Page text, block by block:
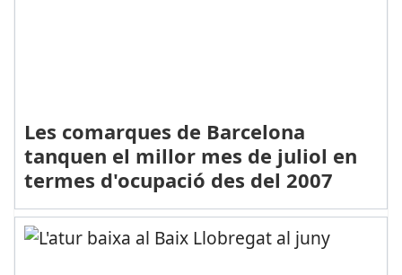
Les comarques de Barcelona
tanquen el millor mes de juliol en
termes d'ocupació des del 2007